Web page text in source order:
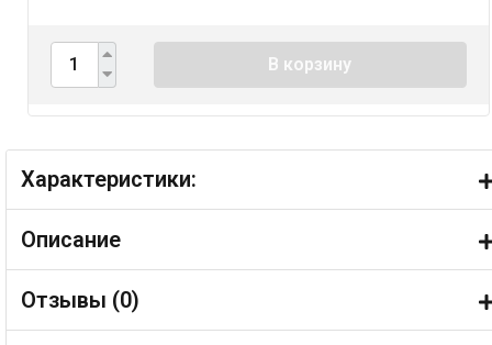
В корзину
Характеристики:
Описание
Отзывы (0)